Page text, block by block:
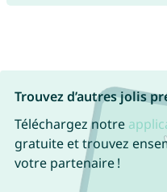
Trouvez d’autres jolis
Téléchargez notre
gratuite et trouvez
votre partenaire !